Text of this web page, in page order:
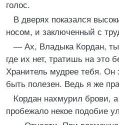
голос.
В дверях показался
носом, и заключенный с
— Ах, Владыка Кордан,
где их нет, тратишь на это
Хранитель мудрее тебя. Он
быть полезен. Ведь я же
Кордан нахмурил брови,
пробежало некое подобие